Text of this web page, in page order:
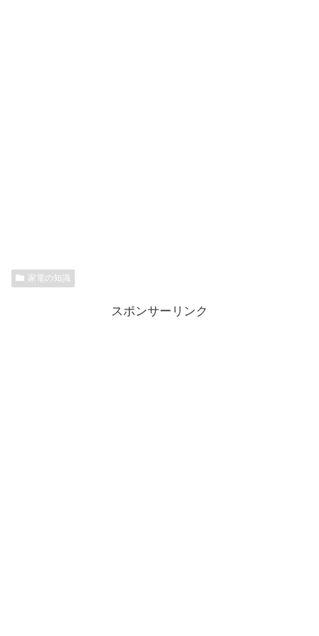
家電の知識
スポンサーリンク